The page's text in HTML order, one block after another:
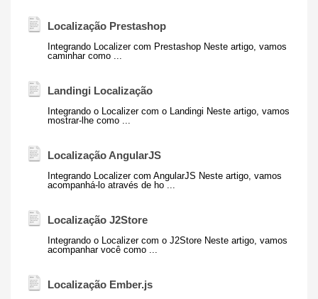
Localização Prestashop
Integrando Localizer com Prestashop Neste artigo, vamos
caminhar como ...
Landingi Localização
Integrando o Localizer com o Landingi Neste artigo, vamos
mostrar-lhe como ...
Localização AngularJS
Integrando Localizer com AngularJS Neste artigo, vamos
acompanhá-lo através de ho ...
Localização J2Store
Integrando o Localizer com o J2Store Neste artigo, vamos
acompanhar você como ...
Localização Ember.js